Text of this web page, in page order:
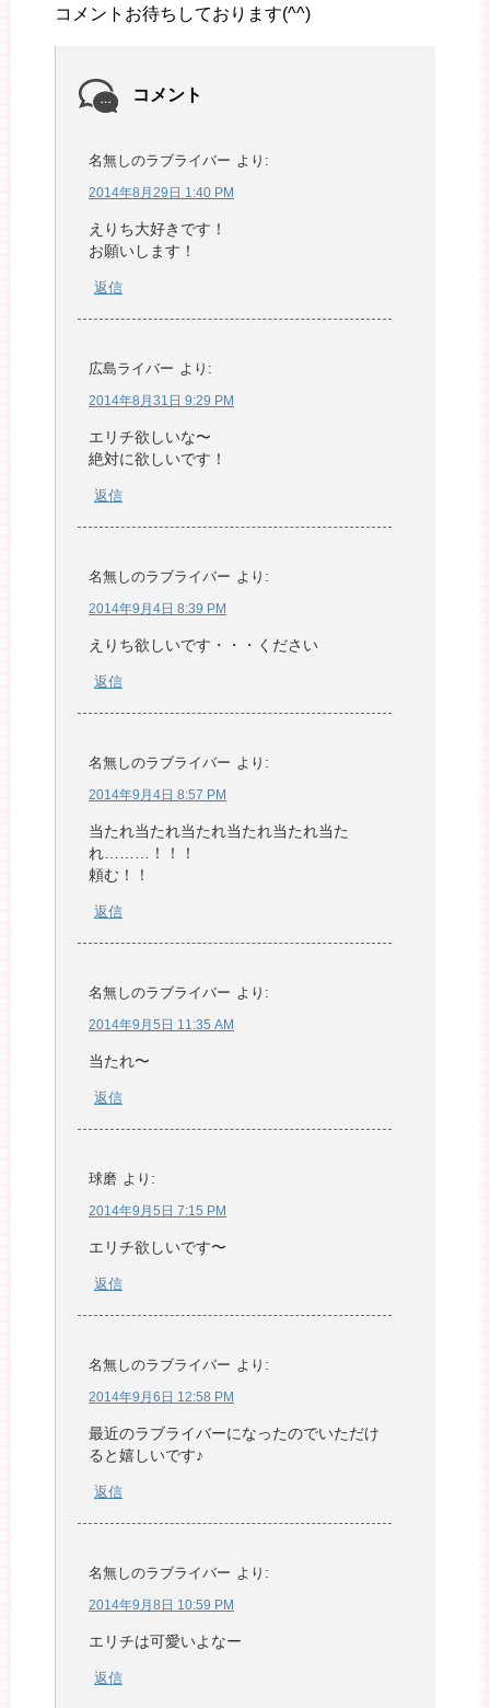
コメントお待ちしております(^^)
コメント
名無しのラブライバー より:
2014年8月29日 1:40 PM
えりち大好きです！
お願いします！
返信
広島ライバー より:
2014年8月31日 9:29 PM
エリチ欲しいな〜
絶対に欲しいです！
返信
名無しのラブライバー より:
2014年9月4日 8:39 PM
えりち欲しいです・・・ください
返信
名無しのラブライバー より:
2014年9月4日 8:57 PM
当たれ当たれ当たれ当たれ当たれ当た
れ………！！！
頼む！！
返信
名無しのラブライバー より:
2014年9月5日 11:35 AM
当たれ〜
返信
球磨 より:
2014年9月5日 7:15 PM
エリチ欲しいです〜
返信
名無しのラブライバー より:
2014年9月6日 12:58 PM
最近のラブライバーになったのでいただけ
ると嬉しいです♪
返信
名無しのラブライバー より:
2014年9月8日 10:59 PM
エリチは可愛いよなー
返信